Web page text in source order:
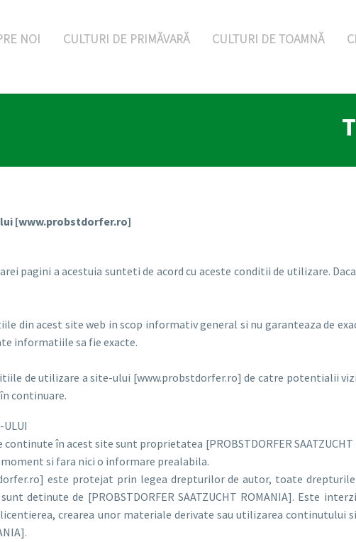
NOI CULTURI DE PRIMĂVARĂ CULTURI DE TOAMNĂ
[www.probstdorfer.ro]
pagini a acestuia sunteti de acord cu aceste conditii de utilizare.
din acest site web in scop informativ general si nu garanteaza de
informatiile sa fie exacte.
de utilizare a site-ului [www.probstdorfer.ro] de catre potentialii
continuare.
ULUI
în acest site sunt proprietatea [PROBSTDORFER
si fara nici o informare prealabila.
este protejat prin legea drepturilor de autor, toate
detinute de [PROBSTDORFER SAATZUCHT ROMANIA]. Este
crearea unor materiale derivate sau utilizarea continutului